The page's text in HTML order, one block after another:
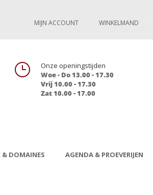
MIJN ACCOUNT WINKELMAND
}
Onze openingstijden
Woe - Do 13.00 - 17.30
Vrij 10.00 - 17.30
Zat 10.00 - 17.00
& DOMAINES AGENDA & PROEVERIJEN